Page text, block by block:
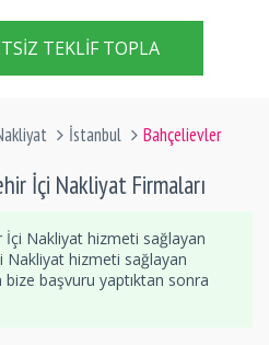
TEKLIF TOPLA
İstanbul Bahçelievler
İçi Nakliyat Firmaları
İçi Nakliyat hizmeti sağlayan
Nakliyat hizmeti sağlayan
bize başvuru yaptıktan sonra